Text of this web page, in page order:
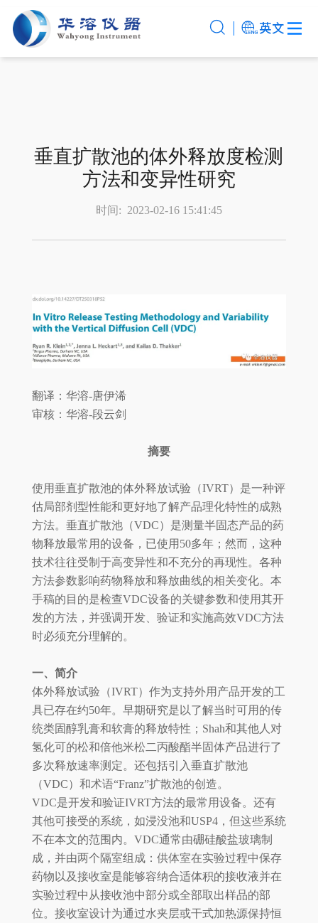
垂直扩散池的体外释放度检测
方法和变异性研究
时间: 2023-02-16 15:41:45
翻译：华溶-唐伊浠
审核：华溶-段云剑
摘要
使用垂直扩散池的体外释放试验（IVRT）是一种评
估局部剂型性能和更好地了解产品理化特性的成熟
方法。垂直扩散池（VDC）是测量半固态产品的药
物释放最常用的设备，已使用50多年；然而，这种
技术往往受制于高变异性和不充分的再现性。各种
方法参数影响药物释放和释放曲线的相关变化。本
手稿的目的是检查VDC设备的关键参数和使用其开
发的方法，并强调开发、验证和实施高效VDC方法
时必须充分理解的。
一、简介
体外释放试验（IVRT）作为支持外用产品开发的工
具已存在约50年。早期研究是以了解当时可用的传
统类固醇乳膏和软膏的释放特性；Shah和其他人对
氢化可的松和倍他米松二丙酸酯半固体产品进行了
多次释放速率测定。还包括引入垂直扩散池
（VDC）和术语“Franz”扩散池的创造。
VDC是开发和验证IVRT方法的最常用设备。还有
其他可接受的系统，如浸没池和USP4，但这些系统
不在本文的范围内。VDC通常由硼硅酸盐玻璃制
成，并由两个隔室组成：供体室在实验过程中保存
药物以及接收室是能够容纳合适体积的接收液并在
实验过程中从接收池中部分或全部取出样品的部
位。接收室设计为通过水夹层或干式加热源保持恒